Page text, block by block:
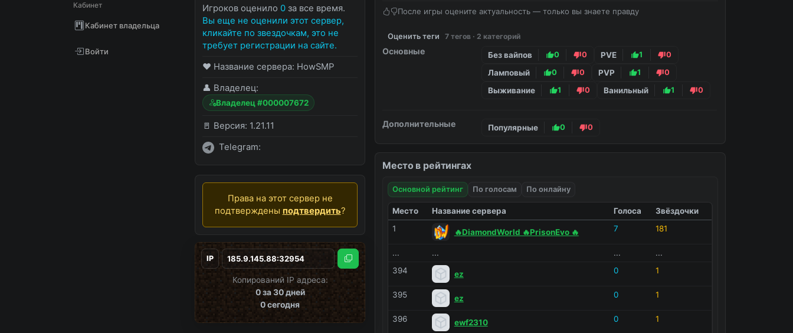
Кабинет
Кабинет владельца
Войти
Игроков оценило 0 за все время.
Вы еще не оценили этот сервер,
кликайте по звездочкам, это не
требует регистрации на сайте.
❤️ Название сервера: HowSMP
👤 Владелец:
Владелец #000007672
🚪 Версия: 1.21.11
Telegram:
Права на этот сервер не
подтверждены подтвердить?
IP
Скопировать
Копирований IP адреса:
0за 30 дней
0сегодня
После игры оцените актуальность — только вы знаете правду
Оценить теги 7 тегов · 2 категорий
Основные Без вайпов 0 0 PVE 1 0
Ламповый 0 0 PVP 1 0
Выживание 1 0 Ванильный 1 0
Дополнительные Популярные 0 0
Место в рейтингах
Основной рейтинг По голосам По онлайну
Место Название сервера Голоса
Звёздочки
1
🔥DiamondWorld 🔥PrisonEvo 🔥 7 181
... ... ...
...
394
ez 0 1
395 ez 0 1
396 ewf2310 0 1